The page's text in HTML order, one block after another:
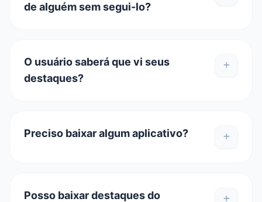
de alguém sem segui-lo?
O usuário saberá que vi seus
destaques?
Preciso baixar algum aplicativo?
Posso baixar destaques do